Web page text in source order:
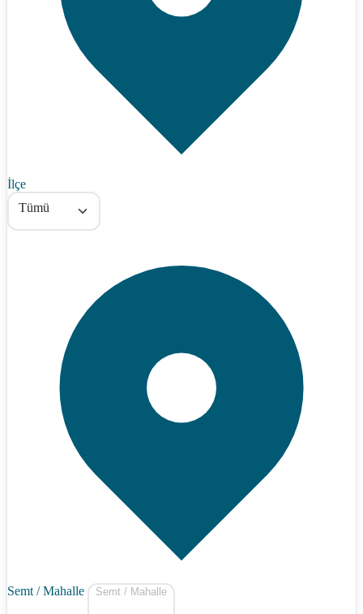
İlçe
Tümü
Semt / Mahalle Semt / Mahalle